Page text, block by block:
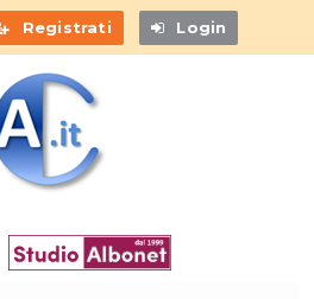
Registrati Login